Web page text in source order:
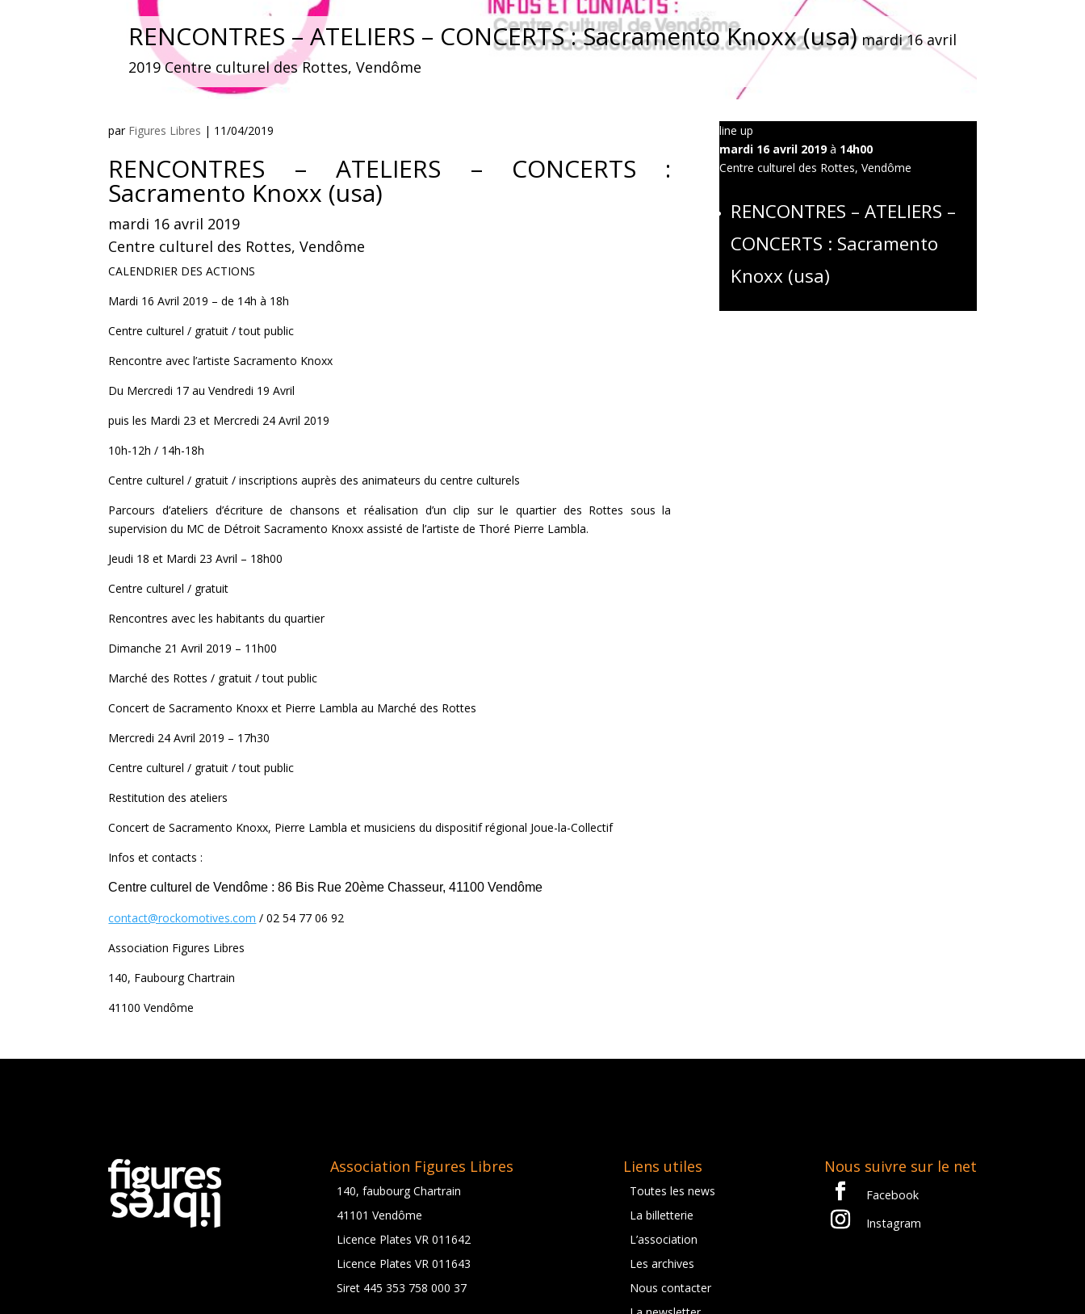
RENCONTRES – ATELIERS – CONCERTS : Sacramento Knoxx (usa)mardi 16 avril
2019 Centre culturel des Rottes, Vendôme
par Figures Libres | 11/04/2019
RENCONTRES – ATELIERS – CONCERTS :
Sacramento Knoxx (usa)
mardi 16 avril 2019
Centre culturel des Rottes, Vendôme
CALENDRIER DES ACTIONS
Mardi 16 Avril 2019 – de 14h à 18h
Centre culturel / gratuit / tout public
Rencontre avec l’artiste Sacramento Knoxx
Du Mercredi 17 au Vendredi 19 Avril
puis les Mardi 23 et Mercredi 24 Avril 2019
10h-12h / 14h-18h
Centre culturel / gratuit / inscriptions auprès des animateurs du centre culturels
Parcours d’ateliers d’écriture de chansons et réalisation d’un clip sur le quartier des Rottes sous la
supervision du MC de Détroit Sacramento Knoxx assisté de l’artiste de Thoré Pierre Lambla.
Jeudi 18 et Mardi 23 Avril – 18h00
Centre culturel / gratuit
Rencontres avec les habitants du quartier
Dimanche 21 Avril 2019 – 11h00
Marché des Rottes / gratuit / tout public
Concert de Sacramento Knoxx et Pierre Lambla au Marché des Rottes
Mercredi 24 Avril 2019 – 17h30
Centre culturel / gratuit / tout public
Restitution des ateliers
Concert de Sacramento Knoxx, Pierre Lambla et musiciens du dispositif régional Joue-la-Collectif
Infos et contacts :
Centre culturel de Vendôme : 86 Bis Rue 20ème Chasseur, 41100 Vendôme
contact@rockomotives.com / 02 54 77 06 92
Association Figures Libres
140, Faubourg Chartrain
41100 Vendôme
line up
mardi 16 avril 2019à 14h00
Centre culturel des Rottes, Vendôme
RENCONTRES – ATELIERS –
CONCERTS : Sacramento
Knoxx (usa)
Association Figures Libres
140, faubourg Chartrain
41101 Vendôme
Licence Plates VR 011642
Licence Plates VR 011643
Siret 445 353 758 000 37
Liens utiles
Toutes les news
La billetterie
L’association
Les archives
Nous contacter
Nous suivre sur le net
Facebook
Instagram